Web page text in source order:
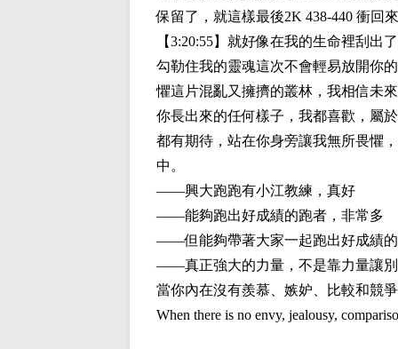
保留了，就這樣最後2K 438-440 衝回
【3:20:55】就好像在我的生命裡刮
勾勒住我的靈魂這次不會輕易放開你
懼這片混亂又擁擠的叢林，我相信未
你長出來的任何樣子，我都喜歡，屬
都有期待，站在你身旁讓我無所畏懼
中。
——興大跑跑有小江教練，真好
——能夠跑出好成績的跑者，非常多
——但能夠帶著大家一起跑出好成績
——真正強大的力量，不是靠力量讓
當你內在沒有羨慕、嫉妒、比較和競
When there is no envy, jealousy,